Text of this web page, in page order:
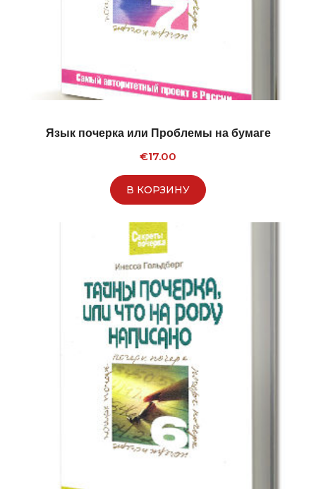
Язык почерка или Проблемы на бумаге
€17.00
В КОРЗИНУ